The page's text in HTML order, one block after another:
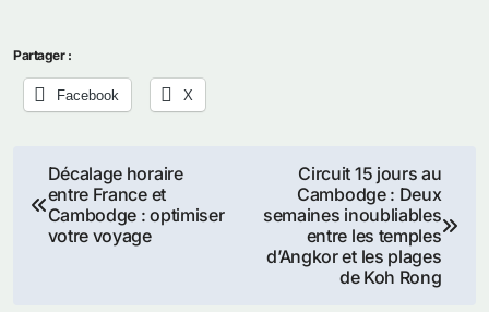
Partager :
Facebook X
Navigation
de
Décalage horaire
entre France et
Cambodge : optimiser
votre voyage
Circuit 15 jours au
Cambodge : Deux
semaines inoubliables
entre les temples
d’Angkor et les plages
de Koh Rong